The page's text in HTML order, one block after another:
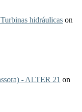
hidráulicas on
- ALTER 21 on